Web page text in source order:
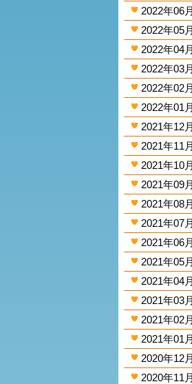
2022年06
2022年05
2022年04
2022年03
2022年02
2022年01
2021年12
2021年11
2021年10
2021年09
2021年08
2021年07
2021年06
2021年05
2021年04
2021年03
2021年02
2021年01
2020年12
2020年11